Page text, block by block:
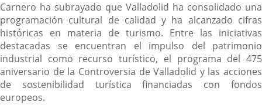
Carnero ha subrayado que Valladolid ha consolidado una
programación cultural de calidad y ha alcanzado cifras
históricas en materia de turismo. Entre las iniciativas
destacadas se encuentran el impulso del patrimonio
industrial como recurso turístico, el programa del 475
aniversario de la Controversia de Valladolid y las acciones
de sostenibilidad turística financiadas con fondos
europeos.